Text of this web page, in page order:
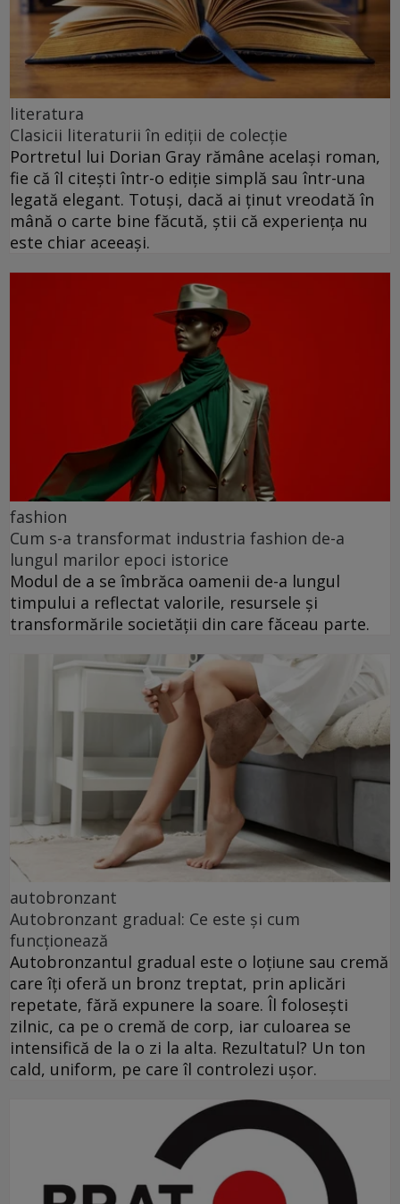
literatura
Clasicii literaturii în ediții de colecție
Portretul lui Dorian Gray rămâne același roman,
fie că îl citești într-o ediție simplă sau într-una
legată elegant. Totuși, dacă ai ținut vreodată în
mână o carte bine făcută, știi că experiența nu
este chiar aceeași.
fashion
Cum s-a transformat industria fashion de-a
lungul marilor epoci istorice
Modul de a se îmbrăca oamenii de-a lungul
timpului a reflectat valorile, resursele și
transformările societății din care făceau parte.
autobronzant
Autobronzant gradual: Ce este și cum
funcționează
Autobronzantul gradual este o loțiune sau cremă
care îți oferă un bronz treptat, prin aplicări
repetate, fără expunere la soare. Îl folosești
zilnic, ca pe o cremă de corp, iar culoarea se
intensifică de la o zi la alta. Rezultatul? Un ton
cald, uniform, pe care îl controlezi ușor.